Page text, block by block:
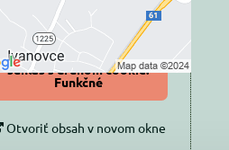
Povoliť tentokrát
Povoliť a zapamätať -
súhlas s druhom cookie:
Funkčné
Otvoriť obsah v novom okne